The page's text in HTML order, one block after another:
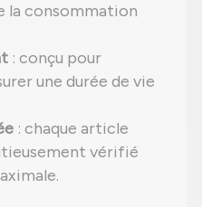
la consommation
: conçu pour
une durée de vie
: chaque article
vérifié